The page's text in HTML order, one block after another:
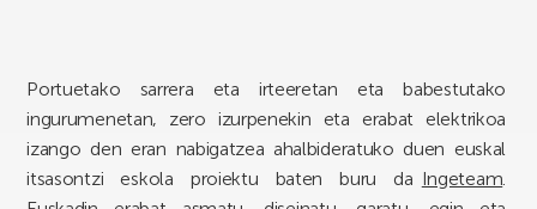
Portuetako sarrera eta irteeretan eta babestutako
ingurumenetan, zero izurpenekin eta erabat elektrikoa
izango den eran nabigatzea ahalbideratuko duen euskal
itsasontzi eskola proiektu baten buru da Ingeteam.